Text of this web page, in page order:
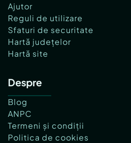
Ajutor
Reguli de utilizare
Sfaturi de securitate
Hartă județelor
Hartă site
Despre
Blog
ANPC
Termeni și condiții
Politica de cookies